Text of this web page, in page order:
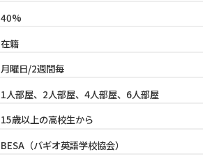
40%
在籍
月曜日/2週間毎
1人部屋、2人部屋、4人部屋、6人部屋
15歳以上の高校生から
BESA（バギオ英語学校協会）